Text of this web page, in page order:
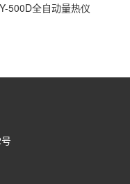
500D全自动量热仪